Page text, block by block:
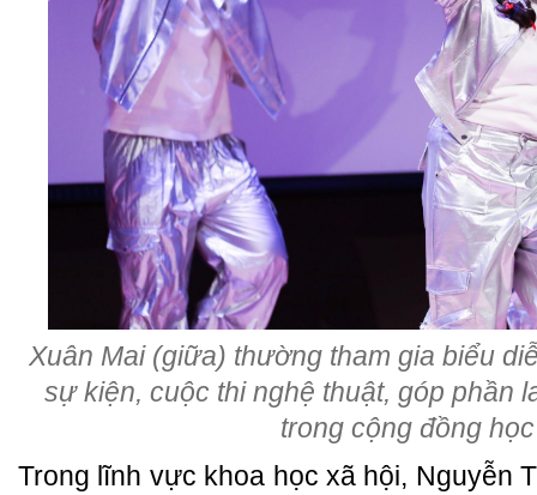
Xuân Mai (giữa) thường tham gia biểu
sự kiện, cuộc thi nghệ thuật, góp phần
trong cộng đồng
Trong lĩnh vực khoa học xã hội, Nguyễn